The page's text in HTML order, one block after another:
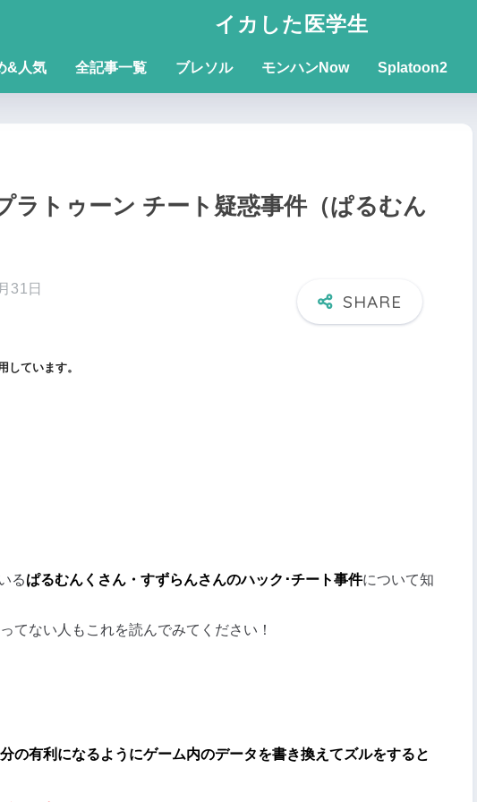
イカした医学生
&人気 全記事一覧 ブレソル モンハンNow Splatoon2
ラトゥーン チート疑惑事件（ぱるむん
31日
ています。
るぱるむんくさん・すずらんさんのハック･チート事件について知
てない人もこれを読んでみてください！
の有利になるようにゲーム内のデータを書き換えてズルをすると